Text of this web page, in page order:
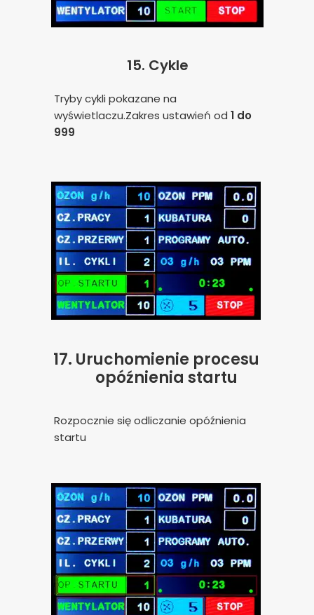
17. Uruchomienie procesu
opóźnienia startu
Rozpocznie się odliczanie opóźnienia
startu
15. Cykle
Tryby cykli pokazane na
wyświetlaczu.Zakres ustawień od 1 do
999